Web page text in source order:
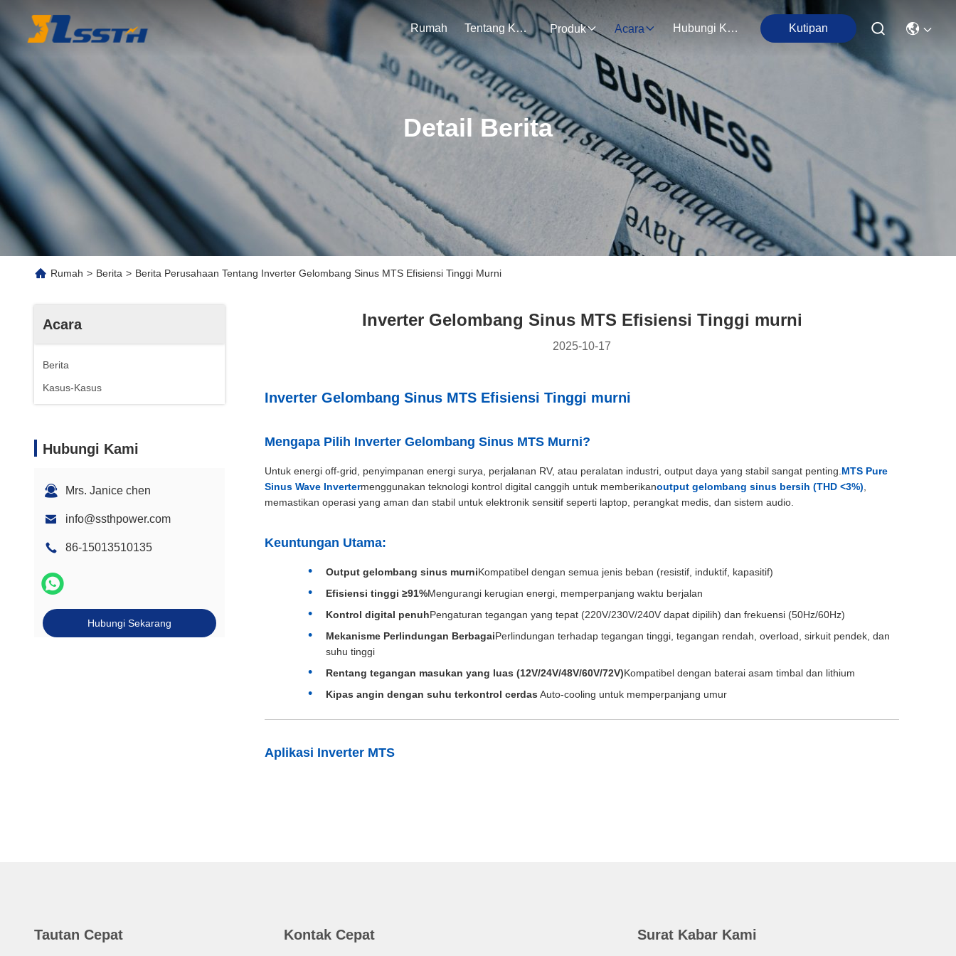
Rumah Tentang Kami Produk Acara Hubungi Kami Kutipan
Detail Berita
Rumah > Berita > Berita Perusahaan Tentang Inverter Gelombang Sinus MTS Efisiensi Tinggi Murni
Acara
Berita
Kasus-Kasus
Hubungi Kami
Mrs. Janice chen
info@ssthpower.com
86-15013510135
Hubungi Sekarang
Inverter Gelombang Sinus MTS Efisiensi Tinggi murni
2025-10-17
Inverter Gelombang Sinus MTS Efisiensi Tinggi murni
Mengapa Pilih Inverter Gelombang Sinus MTS Murni?
Untuk energi off-grid, penyimpanan energi surya, perjalanan RV, atau peralatan industri, output daya yang stabil sangat penting. MTS Pure
Sinus Wave Invertermenggunakan teknologi kontrol digital canggih untuk memberikanoutput gelombang sinus bersih (THD <3%)
memastikan operasi yang aman dan stabil untuk elektronik sensitif seperti laptop, perangkat medis, dan sistem audio.
Keuntungan Utama:
Output gelombang sinus murniKompatibel dengan semua jenis beban (resistif, induktif, kapasitif)
Efisiensi tinggi ≥91%Mengurangi kerugian energi, memperpanjang waktu berjalan
Kontrol digital penuhPengaturan tegangan yang tepat (220V/230V/240V dapat dipilih) dan frekuensi (50Hz/60Hz)
Mekanisme Perlindungan BerbagaiPerlindungan terhadap tegangan tinggi, tegangan rendah, overload, sirkuit pendek, dan
suhu tinggi
Rentang tegangan masukan yang luas (12V/24V/48V/60V/72V)Kompatibel dengan baterai asam timbal dan lithium
Kipas angin dengan suhu terkontrol cerdas ️ Auto-cooling untuk memperpanjang umur
Aplikasi Inverter MTS
Tautan Cepat Kontak Cepat Surat Kabar Kami